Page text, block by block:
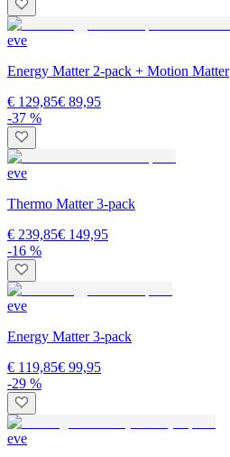
eve
Energy Matter 2-pack + Motion Matter
€ 129,85€ 89,95
-37 %
eve
Thermo Matter 3-pack
€ 239,85€ 149,95
-16 %
eve
Energy Matter 3-pack
€ 119,85€ 99,95
-29 %
eve